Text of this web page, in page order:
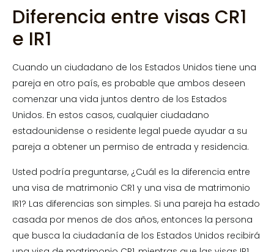
Diferencia entre visas CR1
e IR1
Cuando un ciudadano de los Estados Unidos tiene una
pareja en otro país, es probable que ambos deseen
comenzar una vida juntos dentro de los Estados
Unidos. En estos casos, cualquier ciudadano
estadounidense o residente legal puede ayudar a su
pareja a obtener un permiso de entrada y residencia.
Usted podría preguntarse, ¿Cuál es la diferencia entre
una visa de matrimonio CR1 y una visa de matrimonio
IR1? Las diferencias son simples. Si una pareja ha estado
casada por menos de dos años, entonces la persona
que busca la ciudadanía de los Estados Unidos recibirá